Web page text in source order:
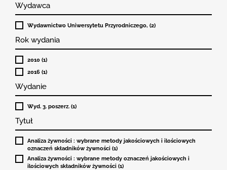
Wydawca
Wydawnictwo Uniwersytetu Przyrodniczego, (2)
Rok wydania
2010 (1)
2016 (1)
Wydanie
Wyd. 3. poszerz. (1)
Tytuł
Analiza żywności : wybrane metody jakościowych i ilościowych
oznaczeń składników żywności (1)
Analiza żywności : wybrane metody oznaczeń jakościowych i
ilościowych składników żywności (1)